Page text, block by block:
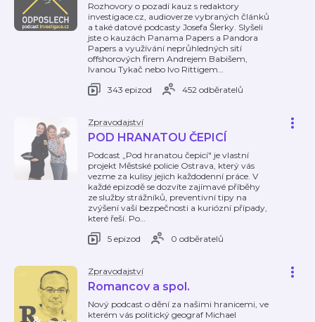
Rozhovory o pozadí kauz s redaktory
investigace.cz, audioverze vybraných článků
a také datové podcasty Josefa Šlerky. Slyšeli
jste o kauzách Panama Papers a Pandora
Papers a využívání neprůhledných sítí
offshorových firem Andrejem Babišem,
Ivanou Tykač nebo Ivo Rittigem…
343 epizod
452 odběratelů
Zpravodajství
POD HRANATOU ČEPICÍ
Podcast „Pod hranatou čepicí" je vlastní
projekt Městské policie Ostrava, který vás
vezme za kulisy jejich každodenní práce. V
každé epizodě se dozvíte zajímavé příběhy
ze služby strážníků, preventivní tipy na
zvýšení vaší bezpečnosti a kuriózní případy,
které řeší. Po…
5 epizod
0 odběratelů
Zpravodajství
Romancov a spol.
Nový podcast o dění za našimi hranicemi, ve
kterém vás politický geograf Michael